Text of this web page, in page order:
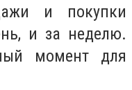
и покупки
и за неделю.
момент для